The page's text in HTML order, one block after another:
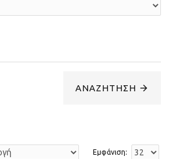
ΑΝΑΖΉΤΗΣΗ
Εμφάνιση: